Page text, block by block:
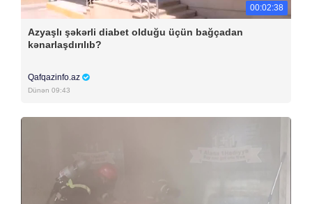
00:02:38
Azyaşlı şəkərli diabet olduğu üçün bağçadan
kənarlaşdırılıb?
Qafqazinfo.az
Dünən 09:43